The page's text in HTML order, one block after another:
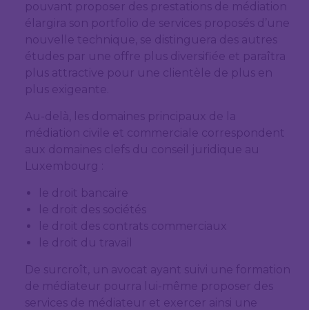
pouvant proposer des prestations de médiation
élargira son portfolio de services proposés d’une
nouvelle technique, se distinguera des autres
études par une offre plus diversifiée et paraîtra
plus attractive pour une clientèle de plus en
plus exigeante.
Au-delà, les domaines principaux de la
médiation civile et commerciale correspondent
aux domaines clefs du conseil juridique au
Luxembourg :
le droit bancaire
le droit des sociétés
le droit des contrats commerciaux
le droit du travail
De surcroît, un avocat ayant suivi une formation
de médiateur pourra lui-même proposer des
services de médiateur et exercer ainsi une